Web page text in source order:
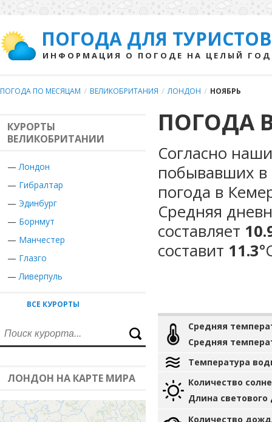
ПОГОДА ДЛЯ ТУРИСТОВ
ИНФОРМАЦИЯ О ПОГОДЕ НА ЦЕЛЫЙ ГОД
ПОГОДА ПО МЕСЯЦАМ / ВЕЛИКОБРИТАНИЯ / ЛОНДОН / НОЯБРЬ
КУРОРТЫ
ВЕЛИКОБРИТАНИИ
—Лондон
— Гибралтар
— Эдинбург
— Борнмут
— Манчестер
— Глазго
—Ливерпуль
ВСЕ КУРОРТЫ
ЛОНДОН НА КАРТЕ МИРА
ПОГОДА
Согласно
побывавших в
погода в
Средняя
составляет
составит 11.3
Средняя
Средняя
Температура
Количество
Длина светового
Количество